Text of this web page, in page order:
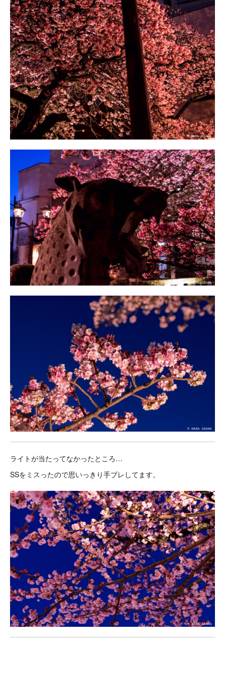
ライトが当たってなかったところ…
SSをミスったので思いっきり手ブレしてます。